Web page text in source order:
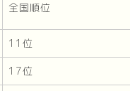
全国順位
11位
17位